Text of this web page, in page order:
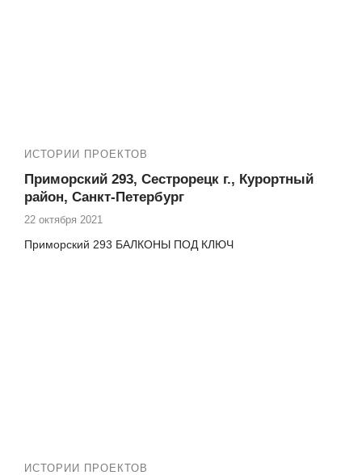
ИСТОРИИ ПРОЕКТОВ
Приморский 293, Сестрорецк г., Курортный
район, Санкт-Петербург
22 октября 2021
Приморский 293 БАЛКОНЫ ПОД КЛЮЧ
ИСТОРИИ ПРОЕКТОВ